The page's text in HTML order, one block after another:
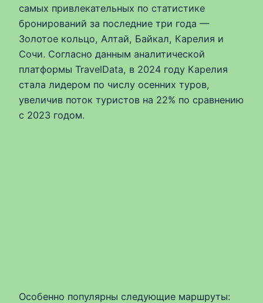
самых привлекательных по статистике
бронирований за последние три года —
Золотое кольцо, Алтай, Байкал, Карелия и
Сочи. Согласно данным аналитической
платформы TravelData, в 2024 году Карелия
стала лидером по числу осенних туров,
увеличив поток туристов на 22% по сравнению
с 2023 годом.
Особенно популярны следующие маршруты: